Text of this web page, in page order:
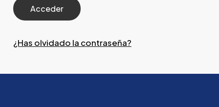
¿Has olvidado la contraseña?